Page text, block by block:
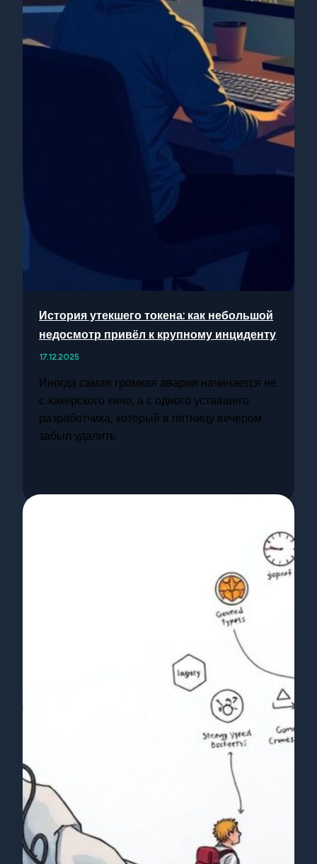
История утекшего токена: как небольшой
недосмотр привёл к крупному инциденту
17.12.2025
Иногда самая громкая авария начинается не
с хакерского кино, а с одного уставшего
разработчика, который в пятницу вечером
забыл удалить